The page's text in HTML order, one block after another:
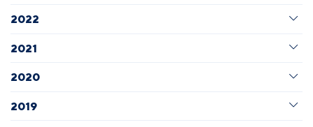
2022
2021
2020
2019